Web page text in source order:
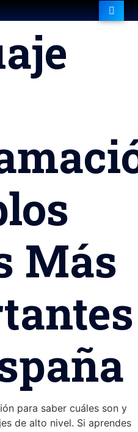
Más
para saber cuáles son y
de alto nivel. Si aprendes